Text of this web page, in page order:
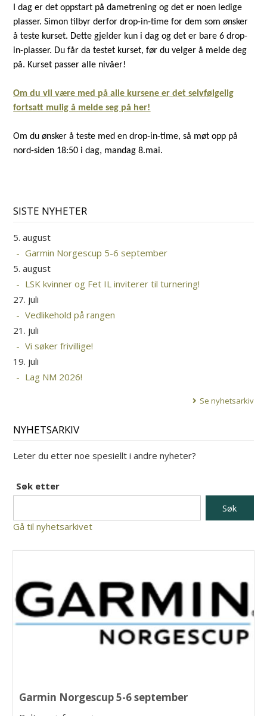
I dag er det oppstart på dametrening og det er noen ledige
plasser. Simon tilbyr derfor drop-in-time for dem som ønsker
å teste kurset. Dette gjelder kun i dag og det er bare 6 drop-
in-plasser. Du får da testet kurset, før du velger å melde deg
på. Kurset passer alle nivåer!
Om du vil være med på alle kursene er det selvfølgelig
fortsatt mulig å melde seg på her!
Om du ønsker å teste med en drop-in-time, så møt opp på
nord-siden 18:50 i dag, mandag 8.mai.
SISTE NYHETER
5. august
Garmin Norgescup 5-6 september
5. august
LSK kvinner og Fet IL inviterer til turnering!
27. juli
Vedlikehold på rangen
21. juli
Vi søker frivillige!
19. juli
Lag NM 2026!
Se nyhetsarkiv
NYHETSARKIV
Leter du etter noe spesiellt i andre nyheter?
Søk etter
Gå til nyhetsarkivet
Garmin Norgescup 5-6 september